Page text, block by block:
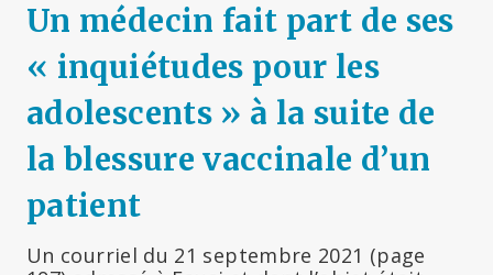
Un médecin fait part de ses
« inquiétudes pour les
adolescents » à la suite de
la blessure vaccinale d’un
patient
Un courriel du 21 septembre 2021 (page